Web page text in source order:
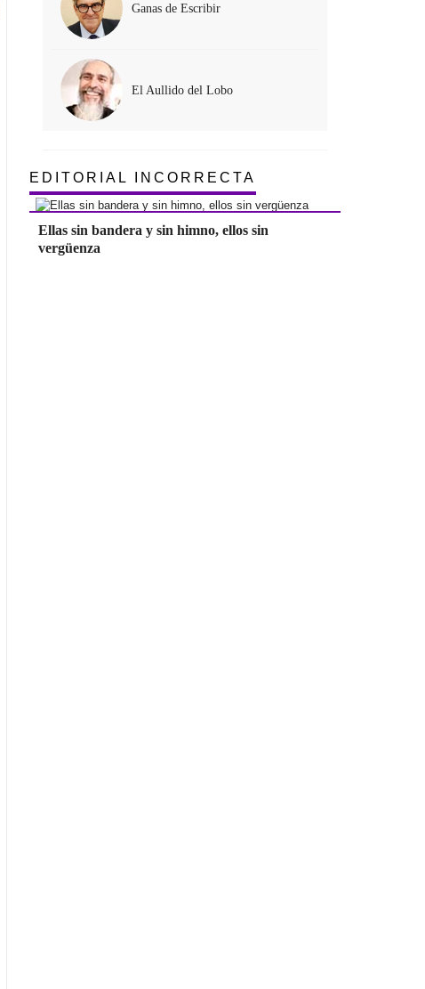
Ganas de Escribir
El Aullido del Lobo
EDITORIAL INCORRECTA
Ellas sin bandera y sin himno, ellos sin
vergüenza